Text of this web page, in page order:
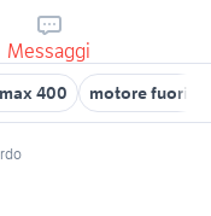
Messaggi
400 motore